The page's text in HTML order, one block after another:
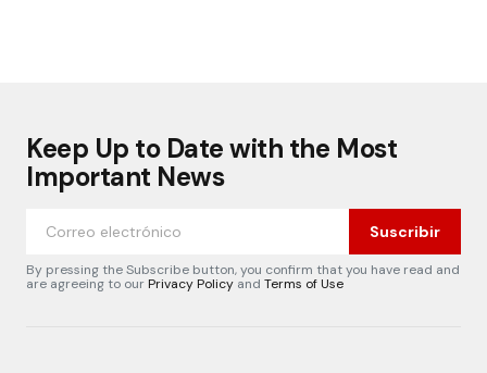
Keep Up to Date with the Most
Important News
Suscribir
By pressing the Subscribe button, you confirm that you have read and
are agreeing to ourPrivacy Policy and Terms of Use